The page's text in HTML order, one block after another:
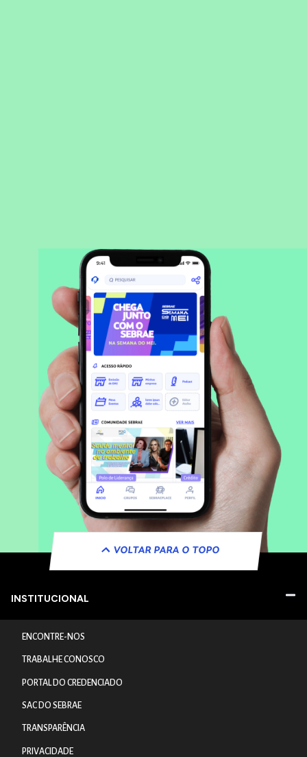
VOLTAR PARA O TOPO
INSTITUCIONAL
ENCONTRE-NOS
TRABALHE CONOSCO
PORTAL DO CREDENCIADO
SAC DO SEBRAE
TRANSPARÊNCIA
PRIVACIDADE